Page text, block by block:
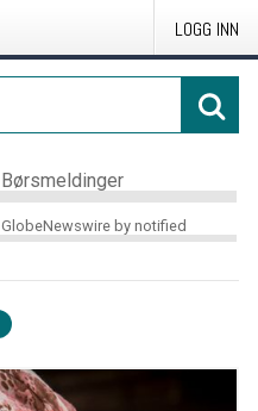
LOGG INN
Børsmeldinger
GlobeNewswire by notified